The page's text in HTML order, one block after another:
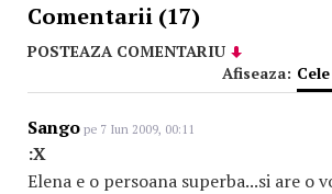
Comentarii (17)
POSTEAZA COMENTARIU
Afiseaza:
Sango pe 7 Iun 2009, 00:11
:X
Elena e o persoana superba...si are o